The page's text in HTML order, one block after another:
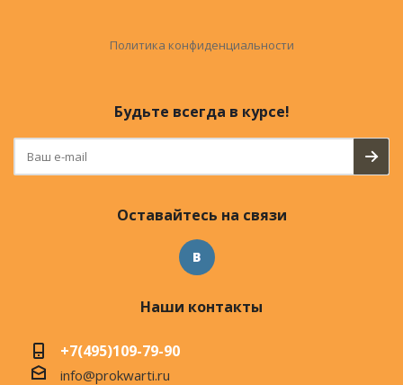
Политика конфиденциальности
Будьте всегда в курсе!
Оставайтесь на связи
Наши контакты
+7(495)109-79-90
info@prokwarti.ru